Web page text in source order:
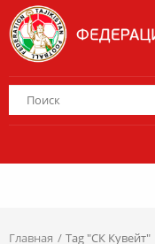
Главная Tag "СК Кувейт"